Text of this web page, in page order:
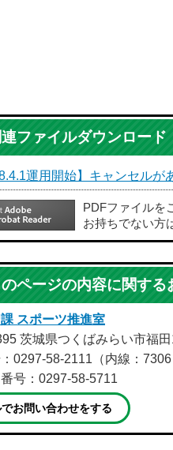
連ファイルダウンロード
運用開始】キャンセルが
PDFファイルを
お持ちでない方
のページの内容に関する
スポーツ推進室
茨城県つくばみらい市福
0297-58-2111（内線：
号：0297-58-5711
でお問い合わせをする